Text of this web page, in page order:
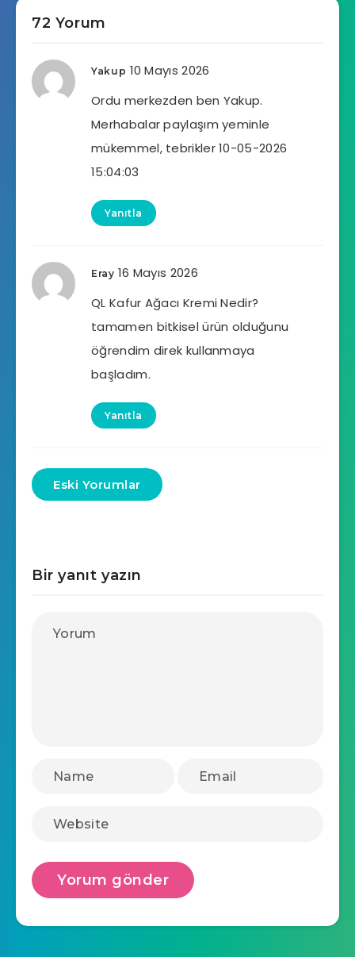
72 Yorum
Yakup 10 Mayıs 2026
Ordu merkezden ben Yakup.
Merhabalar paylaşım yeminle
mükemmel, tebrikler 10-05-2026
15:04:03
Yanıtla
Eray 16 Mayıs 2026
QL Kafur Ağacı Kremi Nedir?
tamamen bitkisel ürün olduğunu
öğrendim direk kullanmaya
başladım.
Yanıtla
Eski Yorumlar
Bir yanıt yazın